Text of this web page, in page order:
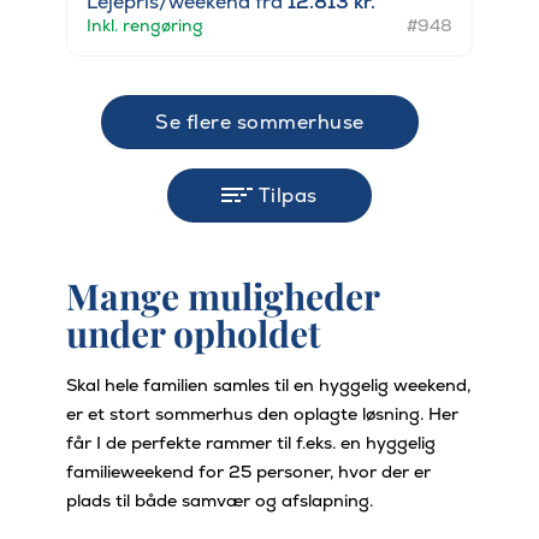
Inkl. rengøring #948
Se flere sommerhuse
Tilpas
Mange muligheder
under opholdet
Skal hele familien samles til en hyggelig weekend,
er et stort sommerhus den oplagte løsning. Her
får I de perfekte rammer til f.eks. en hyggelig
familieweekend for 25 personer, hvor der er
plads til både samvær og afslapning.